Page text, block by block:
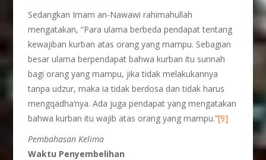
Sedangkan Imam an-Nawawi rahimahullah
mengatakan, “Para ulama berbeda pendapat tentang
kewajiban kurban atas orang yang mampu. Sebagian
besar ulama berpendapat bahwa kurban itu sunnah
bagi orang yang mampu, jika tidak melakukannya
tanpa udzur, maka ia tidak berdosa dan tidak harus
mengqadha’nya. Ada juga pendapat yang mengatakan
bahwa kurban itu wajib atas orang yang mampu.”[9]
Pembahasan Kelima
Waktu Penyembelihan